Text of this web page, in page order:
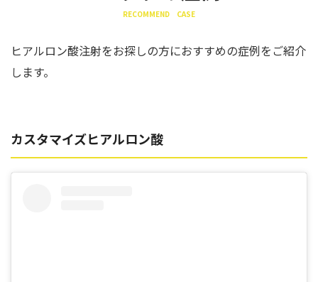
RECOMMEND CASE
ヒアルロン酸注射をお探しの方におすすめの症例をご紹介
します。
カスタマイズヒアルロン酸